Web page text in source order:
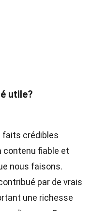
utile?
faits crédibles
contenu fiable et
nous faisons.
par de vrais
une richesse